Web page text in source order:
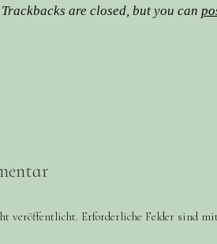
Trackbacks are closed, but you can
veröffentlicht. Erforderliche Felder sind mit